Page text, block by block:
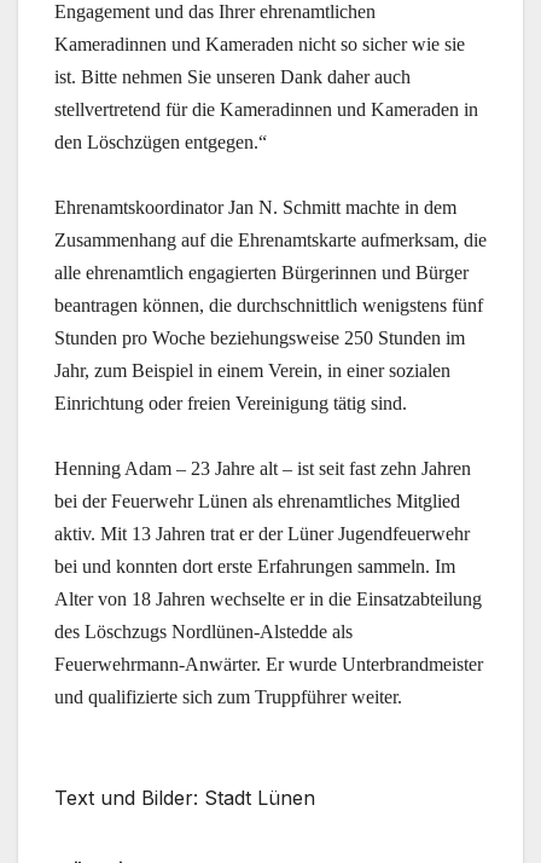
Engagement und das Ihrer ehrenamtlichen
Kameradinnen und Kameraden nicht so sicher wie sie
ist. Bitte nehmen Sie unseren Dank daher auch
stellvertretend für die Kameradinnen und Kameraden in
den Löschzügen entgegen.“
Ehrenamtskoordinator Jan N. Schmitt machte in dem
Zusammenhang auf die Ehrenamtskarte aufmerksam, die
alle ehrenamtlich engagierten Bürgerinnen und Bürger
beantragen können, die durchschnittlich wenigstens fünf
Stunden pro Woche beziehungsweise 250 Stunden im
Jahr, zum Beispiel in einem Verein, in einer sozialen
Einrichtung oder freien Vereinigung tätig sind.
Henning Adam – 23 Jahre alt – ist seit fast zehn Jahren
bei der Feuerwehr Lünen als ehrenamtliches Mitglied
aktiv. Mit 13 Jahren trat er der Lüner Jugendfeuerwehr
bei und konnten dort erste Erfahrungen sammeln. Im
Alter von 18 Jahren wechselte er in die Einsatzabteilung
des Löschzugs Nordlünen-Alstedde als
Feuerwehrmann-Anwärter. Er wurde Unterbrandmeister
und qualifizierte sich zum Truppführer weiter.
Text und Bilder: Stadt Lünen